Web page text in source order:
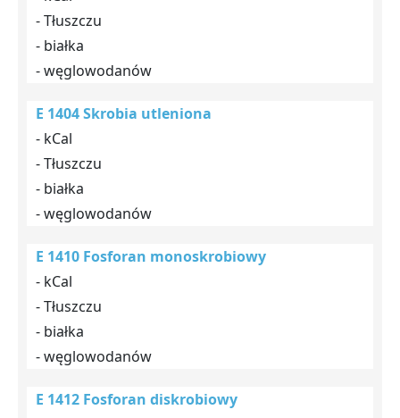
- Tłuszczu
- białka
- węglowodanów
E 1404 Skrobia utleniona
- kCal
- Tłuszczu
- białka
- węglowodanów
E 1410 Fosforan monoskrobiowy
- kCal
- Tłuszczu
- białka
- węglowodanów
E 1412 Fosforan diskrobiowy